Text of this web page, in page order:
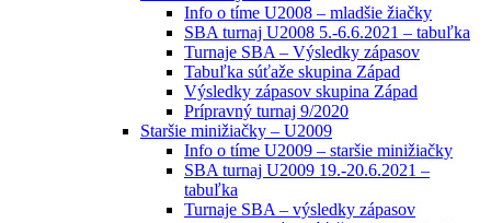
Info o tíme U2008 – mladšie žiačky
SBA turnaj U2008 5.-6.6.2021 – tabuľka
Turnaje SBA – Výsledky zápasov
Tabuľka súťaže skupina Západ
Výsledky zápasov skupina Západ
Prípravný turnaj 9/2020
Staršie minižiačky – U2009
Info o tíme U2009 – staršie minižiačky
SBA turnaj U2009 19.-20.6.2021 –
tabuľka
Turnaje SBA – výsledky zápasov